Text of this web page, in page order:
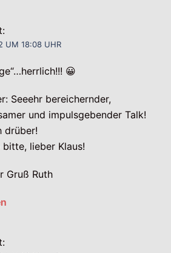
UM 18:08 UHR
😀
Seeehr bereichernder,
und impulsgebender Talk!
drüber!
bitte, lieber Klaus!
Gruß Ruth